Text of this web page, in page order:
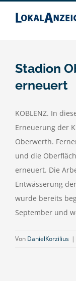
Inhalt
Stadion
erneuert
KOBLENZ. In
Erneuerung der
Oberwerth.
und die
erneuert. Die
Entwässerung
wurde bereits
September und
Von DanielKorzilius |